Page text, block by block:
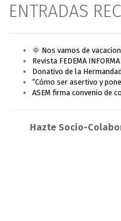
ENTRADAS
🌞 Nos vamos de
Revista FEDEMA
Donativo de la
“Cómo ser asertivo y
ASEM firma convenio de
Hazte Socio-